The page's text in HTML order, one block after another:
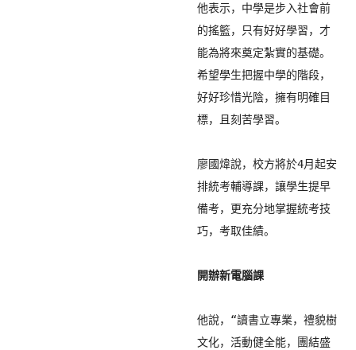
他表示，中學是步入社會前
的搖籃，只有好好學習， 才
能為將來奠定紮實的基礎。
希望學生把握中學的階段，
好好珍惜光陰，擁有明確目
標，且刻苦學習。
廖國煒說，校方將於4月起安
排統考輔導課，讓學生提早
備考， 更充分地掌握統考技
巧，考取佳績。
他說，“讀書立專業，禮貌樹
文化，活動健全能，團結盛